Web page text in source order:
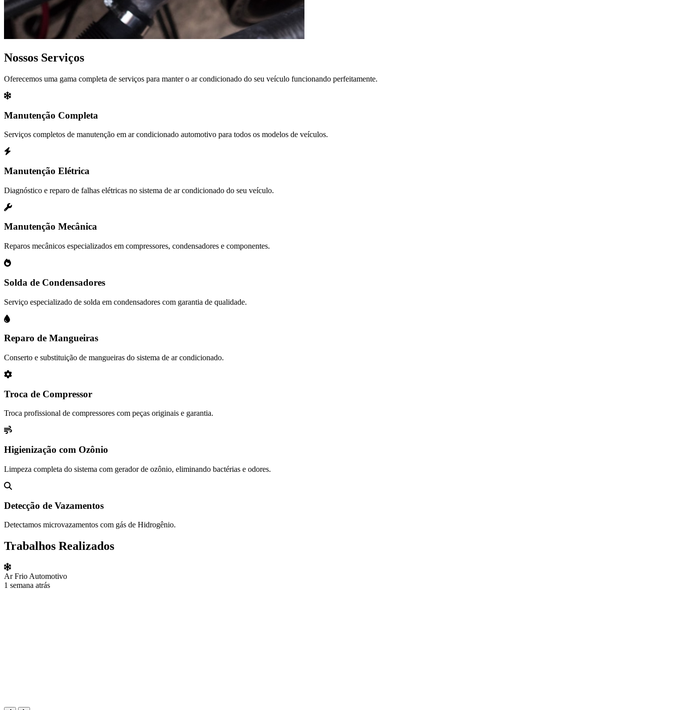
Nossos Serviços
Oferecemos uma gama completa de serviços para manter o ar condicionado do seu veículo funcionando perfeitamente.
Manutenção Completa
Serviços completos de manutenção em ar condicionado automotivo para todos os modelos de veículos.
Manutenção Elétrica
Diagnóstico e reparo de falhas elétricas no sistema de ar condicionado do seu veículo.
Manutenção Mecânica
Reparos mecânicos especializados em compressores, condensadores e componentes.
Solda de Condensadores
Serviço especializado de solda em condensadores com garantia de qualidade.
Reparo de Mangueiras
Conserto e substituição de mangueiras do sistema de ar condicionado.
Troca de Compressor
Troca profissional de compressores com peças originais e garantia.
Higienização com Ozônio
Limpeza completa do sistema com gerador de ozônio, eliminando bactérias e odores.
Detecção de Vazamentos
Detectamos microvazamentos com gás de Hidrogênio.
Trabalhos Realizados
Ar Frio Automotivo
1 semana atrás